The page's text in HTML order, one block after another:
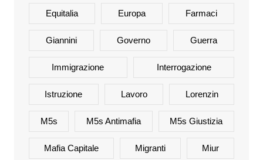
Equitalia Europa Farmaci
Giannini Governo Guerra
Immigrazione Interrogazione
Istruzione Lavoro Lorenzin
M5s M5s Antimafia M5s Giustizia
Mafia Capitale Migranti Miur